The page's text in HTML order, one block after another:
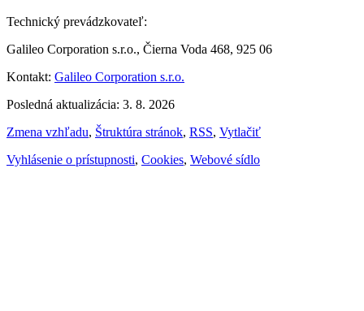
Technický prevádzkovateľ:
Galileo Corporation s.r.o., Čierna Voda 468, 925 06
Kontakt: Galileo Corporation s.r.o.
Posledná aktualizácia: 3. 8. 2026
Zmena vzhľadu, Štruktúra stránok, RSS, Vytlačiť
Vyhlásenie o prístupnosti, Cookies, Webové sídlo